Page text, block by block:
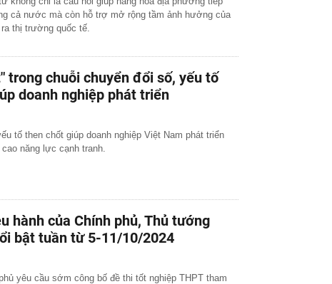
cả nước mà còn hỗ trợ mở rộng tầm ảnh hưởng của
thị trường quốc tế.
trong chuỗi chuyển đổi số, yếu tố
doanh nghiệp phát triển
tố then chốt giúp doanh nghiệp Việt Nam phát triển
năng lực cạnh tranh.
hành của Chính phủ, Thủ tướng
bật tuần từ 5-11/10/2024
yêu cầu sớm công bố đề thi tốt nghiệp THPT tham